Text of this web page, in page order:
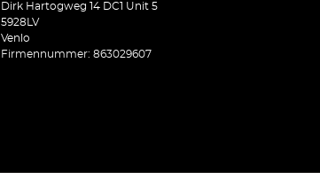
Dirk Hartogweg 14 DC1 Unit 5
5928LV
Venlo
Firmennummer: 863029607